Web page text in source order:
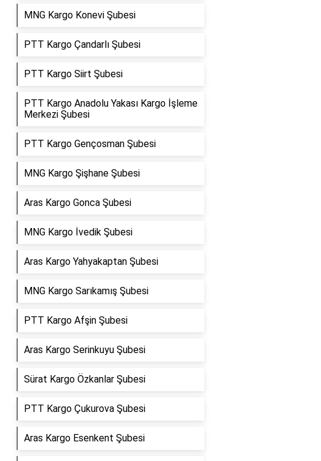
MNG Kargo Konevi Şubesi
PTT Kargo Çandarlı Şubesi
PTT Kargo Siirt Şubesi
PTT Kargo Anadolu Yakası Kargo İşleme
Merkezi Şubesi
PTT Kargo Gençosman Şubesi
MNG Kargo Şişhane Şubesi
Aras Kargo Gonca Şubesi
MNG Kargo İvedik Şubesi
Aras Kargo Yahyakaptan Şubesi
MNG Kargo Sarıkamış Şubesi
PTT Kargo Afşin Şubesi
Aras Kargo Serinkuyu Şubesi
Sürat Kargo Özkanlar Şubesi
PTT Kargo Çukurova Şubesi
Aras Kargo Esenkent Şubesi